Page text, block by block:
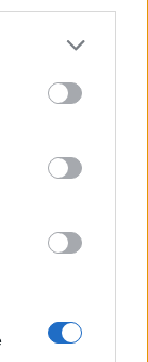
ženklai,
6-ąją
kieno